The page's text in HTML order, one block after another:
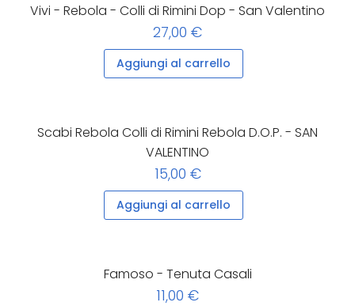
Vivi - Rebola - Colli di Rimini Dop - San Valentino
27,00 €
Aggiungi al carrello
Scabi Rebola Colli di Rimini Rebola D.O.P. - SAN
VALENTINO
15,00 €
Aggiungi al carrello
Famoso - Tenuta Casali
11,00 €